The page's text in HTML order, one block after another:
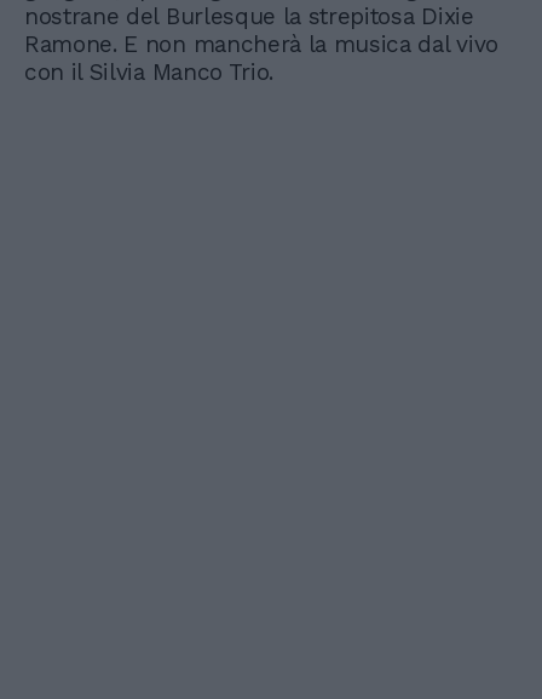
nostrane del Burlesque la strepitosa Dixie
Ramone. E non mancherà la musica dal vivo
con il Silvia Manco Trio.